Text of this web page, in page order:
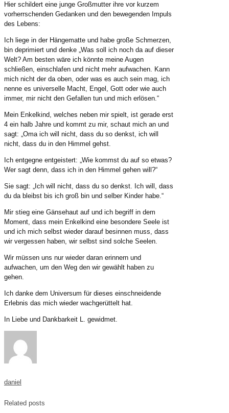
Hier schildert eine junge Großmutter ihre vor kurzem
vorherrschenden Gedanken und den bewegenden Impuls
des Lebens:
Ich liege in der Hängematte und habe große Schmerzen,
bin deprimiert und denke „Was soll ich noch da auf dieser
Welt? Am besten wäre ich könnte meine Augen
schließen, einschlafen und nicht mehr aufwachen. Kann
mich nicht der da oben, oder was es auch sein mag, ich
nenne es universelle Macht, Engel, Gott oder wie auch
immer, mir nicht den Gefallen tun und mich erlösen.“
Mein Enkelkind, welches neben mir spielt, ist gerade erst
4 ein halb Jahre und kommt zu mir, schaut mich an und
sagt: „Oma ich will nicht, dass du so denkst, ich will
nicht, dass du in den Himmel gehst.
Ich entgegne entgeistert: „Wie kommst du auf so etwas?
Wer sagt denn, dass ich in den Himmel gehen will?“
Sie sagt: „Ich will nicht, dass du so denkst. Ich will, dass
du da bleibst bis ich groß bin und selber Kinder habe.“
Mir stieg eine Gänsehaut auf und ich begriff in dem
Moment, dass mein Enkelkind eine besondere Seele ist
und ich mich selbst wieder darauf besinnen muss, dass
wir vergessen haben, wir selbst sind solche Seelen.
Wir müssen uns nur wieder daran erinnern und
aufwachen, um den Weg den wir gewählt haben zu
gehen.
Ich danke dem Universum für dieses einschneidende
Erlebnis das mich wieder wachgerüttelt hat.
In Liebe und Dankbarkeit L. gewidmet.
daniel
Related posts